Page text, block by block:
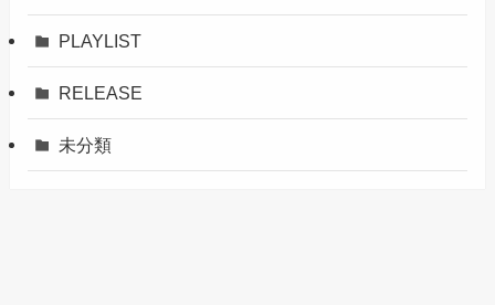
PLAYLIST
RELEASE
未分類